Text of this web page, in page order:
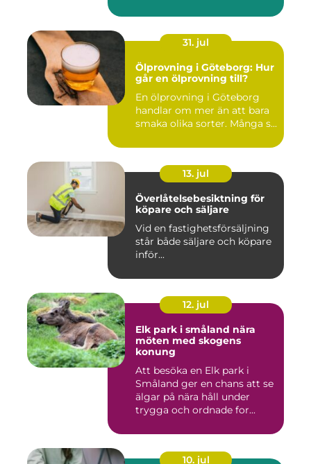
31. jul
Ölprovning i Göteborg: Hur
går en ölprovning till?
En ölprovning i Göteborg
handlar om mer än att bara
smaka olika sorter. Många s...
13. jul
Överlåtelsebesiktning för
köpare och säljare
Vid en fastighetsförsäljning
står både säljare och köpare
inför...
12. jul
Elk park i småland nära
möten med skogens
konung
Att besöka en Elk park i
Småland ger en chans att se
älgar på nära håll under
trygga och ordnade for...
10. jul